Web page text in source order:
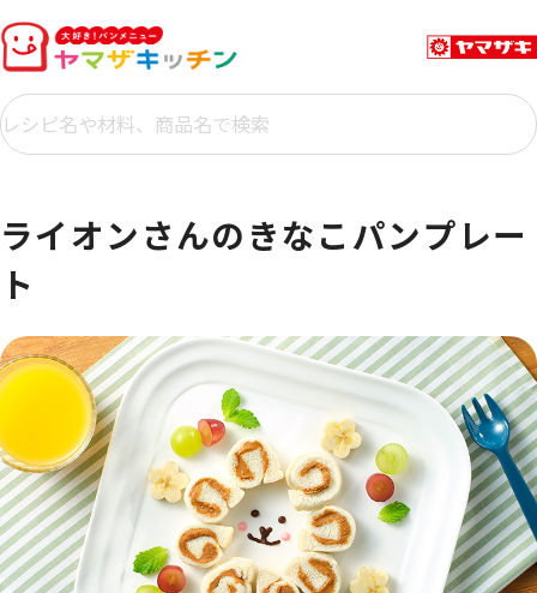
ライオンさんのきなこパンプレー
ト